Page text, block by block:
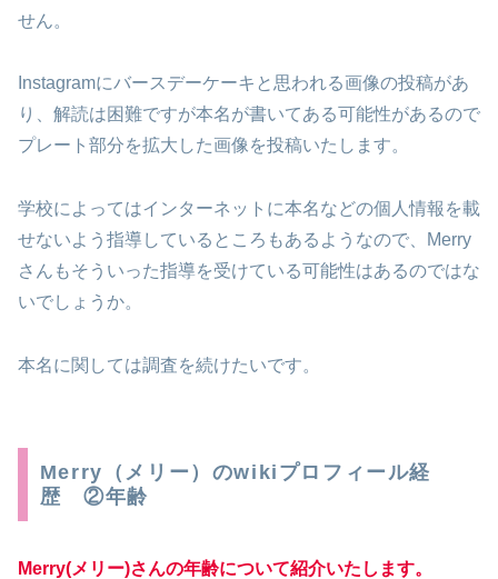
せん。
Instagramにバースデーケーキと思われる画像の投稿があ
り、解読は困難ですが本名が書いてある可能性があるので
プレート部分を拡大した画像を投稿いたします。
学校によってはインターネットに本名などの個人情報を載
せないよう指導しているところもあるようなので、Merry
さんもそういった指導を受けている可能性はあるのではな
いでしょうか。
本名に関しては調査を続けたいです。
Merry（メリー）のwikiプロフィール経
歴 ②年齢
Merry(メリー)さんの年齢について紹介いたします。